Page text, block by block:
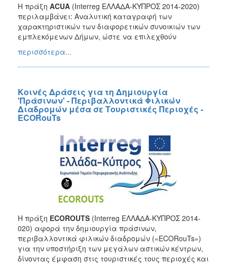
Η πράξη ACUA (Interreg ΕΛΛΑΔΑ-ΚΥΠΡΟΣ 2014-2020)
περιλαμβάνει: Αναλυτική καταγραφή των
χαρακτηριστικών των διαφορετικών συνοικιών των
εμπλεκόμενων Δήμων, ώστε να επιλεχθούν
περισσότερα...
Κοινές Δράσεις για τη Δημιουργία
'Πράσινων' - Περιβαλλοντικά Φιλικών
Διαδρομών μέσα σε Τουριστικές Περιοχές -
ECORouTs
Η πράξη ECOROUTS (Interreg ΕΛΛΑΔΑ-ΚΥΠΡΟΣ 2014-
020) αφορά την δημιουργία πράσινων,
περιβαλλοντικά φιλικών διαδρομών («ECORouTs»)
για την υποστήριξη των μεγάλων αστικών κέντρων,
δίνοντας έμφαση στις τουριστικές τους περιοχές και